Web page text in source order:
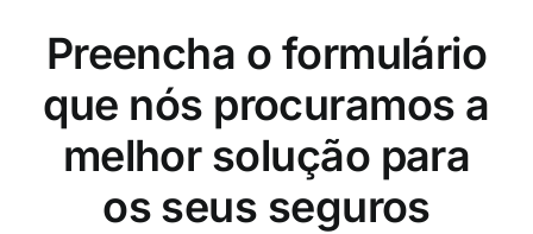
Preencha o formulário
que nós procuramos a
melhor solução para
os seus seguros